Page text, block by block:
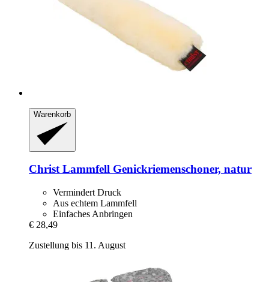
Warenkorb
ChristLammfell Genickriemenschoner, natur
Vermindert Druck
Aus echtem Lammfell
Einfaches Anbringen
€ 28,49
Zustellung bis 11. August